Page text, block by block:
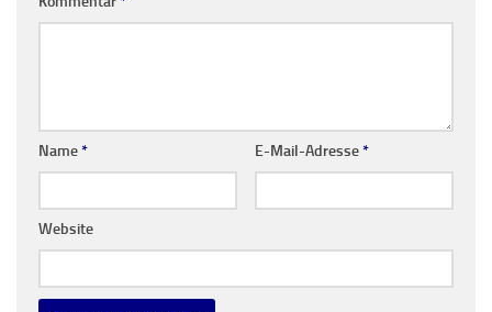
Name* E-Mail-Adresse*
Website